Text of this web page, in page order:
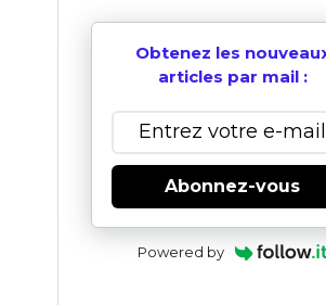
Obtenez les
articles par mail :
Abonnez-vous
Powered by